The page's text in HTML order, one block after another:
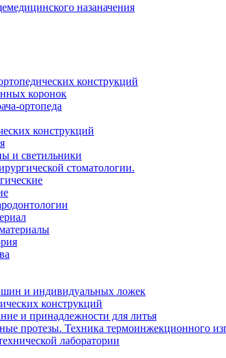
назаначения
конструкций
коронок
ортопеда
конструкций
и светильники
стоматологии.
шин и индивидуальных ложек
конструкций
и принадлежности для литья
протезы. Техника термоинжекционного
лаборатории